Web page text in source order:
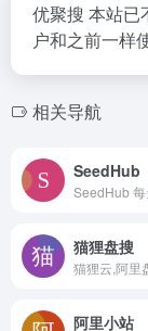
优聚搜 本站已
户和之前一样
相关导航
SeedHub
猫狸盘搜
阿里小站